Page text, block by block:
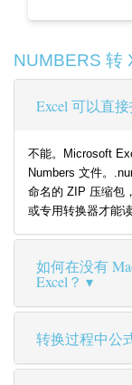
NUMBERS
Excel 可以直
不能。Microsoft
Numbers 文件。
命名的 ZIP 压缩包
或专用转换器才能读
如何在没有
Excel？
转换过程中公